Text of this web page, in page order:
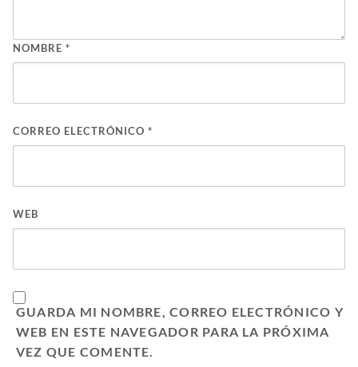
NOMBRE *
CORREO ELECTRÓNICO *
WEB
GUARDA MI NOMBRE, CORREO ELECTRÓNICO Y
WEB EN ESTE NAVEGADOR PARA LA PRÓXIMA
VEZ QUE COMENTE.